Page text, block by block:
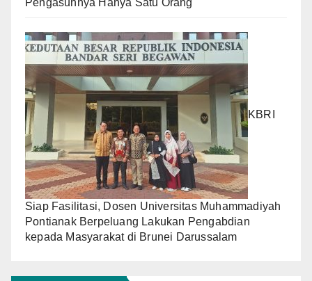
KBRI
Siap Fasilitasi, Dosen Universitas Muhammadiyah
Pontianak Berpeluang Lakukan Pengabdian
kepada Masyarakat di Brunei Darussalam